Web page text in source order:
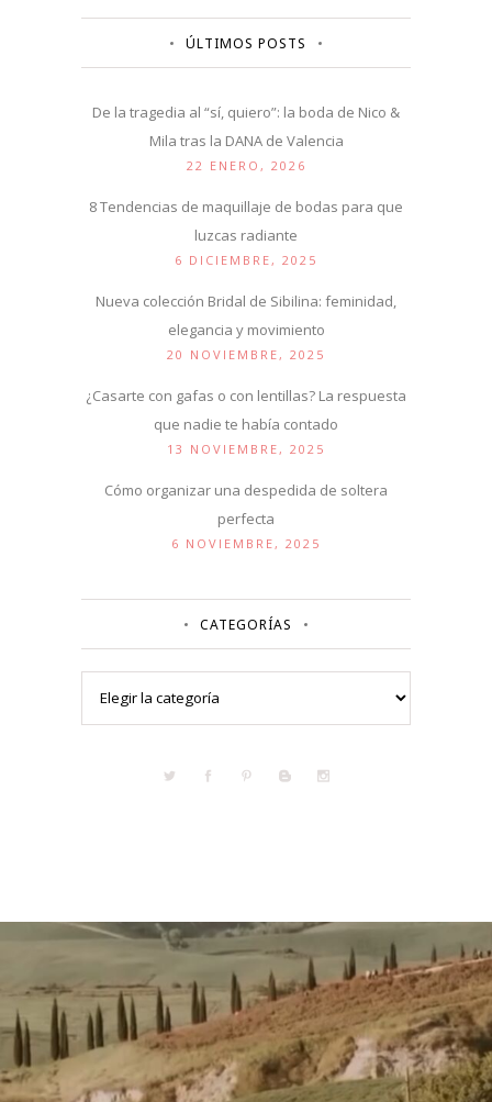
ÚLTIMOS POSTS
De la tragedia al “sí, quiero”: la boda de Nico &
Mila tras la DANA de Valencia
22 ENERO, 2026
8 Tendencias de maquillaje de bodas para que
luzcas radiante
6 DICIEMBRE, 2025
Nueva colección Bridal de Sibilina: feminidad,
elegancia y movimiento
20 NOVIEMBRE, 2025
¿Casarte con gafas o con lentillas? La respuesta
que nadie te había contado
13 NOVIEMBRE, 2025
Cómo organizar una despedida de soltera
perfecta
6 NOVIEMBRE, 2025
CATEGORÍAS